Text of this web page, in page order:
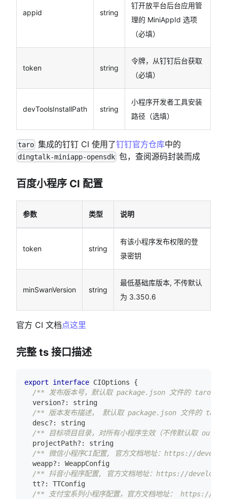
appid string
钉开放平台后台应用管
理的 MiniAppId 选项
（必填）
token string
令牌，从钉钉后台获取
（必填）
devToolsInstallPath string
小程序开发者工具安装
路径（选填）
taro 集成的钉钉 CI 使用了钉钉官方仓库中的
dingtalk-miniapp-opensdk 包，查阅源码封装而成
百度小程序 CI 配置
参数 类型 说明
token string
有该小程序发布权限的登
录密钥
minSwanVersion string
最低基础库版本, 不传默认
为 3.350.6
官方 CI 文档点这里
完整 ts 接口描述
export interface CIOptions
{
/** 发布版本号，默认取 package.json 文件的
  version
? :
string
/** 版本发布描述， 默认取 package.json 文件的
  desc
? :
string
/** 目标项目目录，对所有小程序生效（不传默认取
  projectPath
? :
string
/** 微信小程序CI配置, 官方文档地址：https://
  weapp
? :
WeappConfig
/** 抖音小程序配置, 官方文档地址：https://
  tt
? :
TTConfig
/** 支付宝系列小程序配置，官方文档地址：